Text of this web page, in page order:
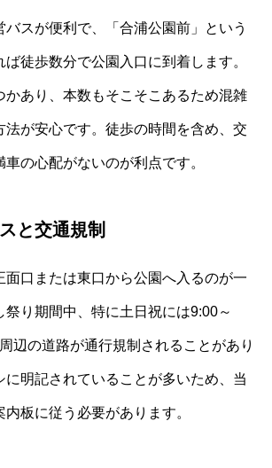
バスが便利で、「合浦公園前」という
徒歩数分で公園入口に到着します。
かあり、本数もそこそこあるため混雑
法が安心です。徒歩の時間を含め、交
の心配がないのが利点です。
と交通規制
面口または東口から公園へ入るのが一
祭り期間中、特に土日祝には9:00～
辺の道路が通行規制されることがあり
に明記されていることが多いため、当
内板に従う必要があります。